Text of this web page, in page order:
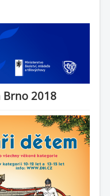
2018